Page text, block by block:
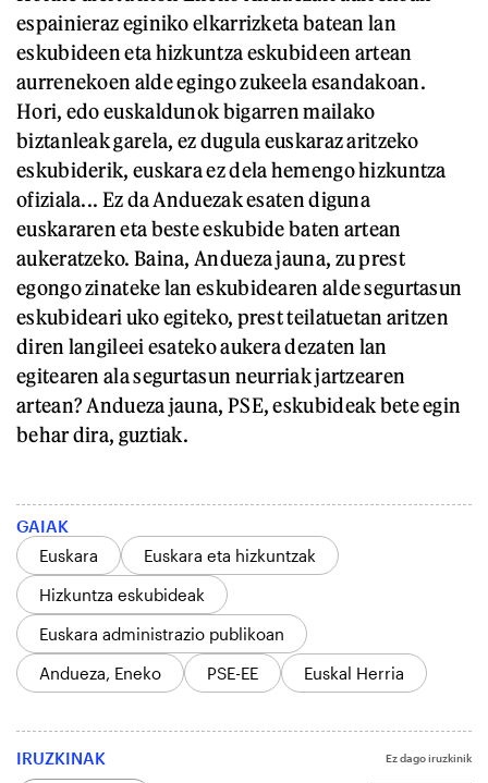
espainieraz eginiko elkarrizketa batean lan
eskubideen eta hizkuntza eskubideen artean
aurrenekoen alde egingo zukeela esandakoan.
Hori, edo euskaldunok bigarren mailako
biztanleak garela, ez dugula euskaraz aritzeko
eskubiderik, euskara ez dela hemengo hizkuntza
ofiziala... Ez da Anduezak esaten diguna
euskararen eta beste eskubide baten artean
aukeratzeko. Baina, Andueza jauna, zu prest
egongo zinateke lan eskubidearen alde segurtasun
eskubideari uko egiteko, prest teilatuetan aritzen
diren langileei esateko aukera dezaten lan
egitearen ala segurtasun neurriak jartzearen
artean? Andueza jauna, PSE, eskubideak bete egin
behar dira, guztiak.
GAIAK
Euskara
Euskara eta hizkuntzak
Hizkuntza eskubideak
Euskara administrazio publikoan
Andueza, Eneko
PSE-EE Euskal Herria
IRUZKINAK Ez dago iruzkinik